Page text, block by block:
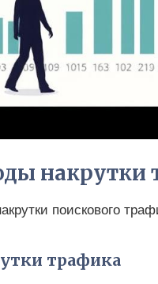
накрутки
поискового
трафика